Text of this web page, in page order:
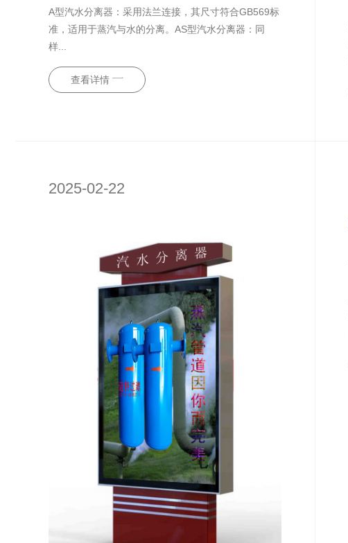
A型汽水分离器：采用法兰连接，其尺寸符合GB569标
准，适用于蒸汽与水的分离。AS型汽水分离器：同
样...
查看详情
2025-02-22